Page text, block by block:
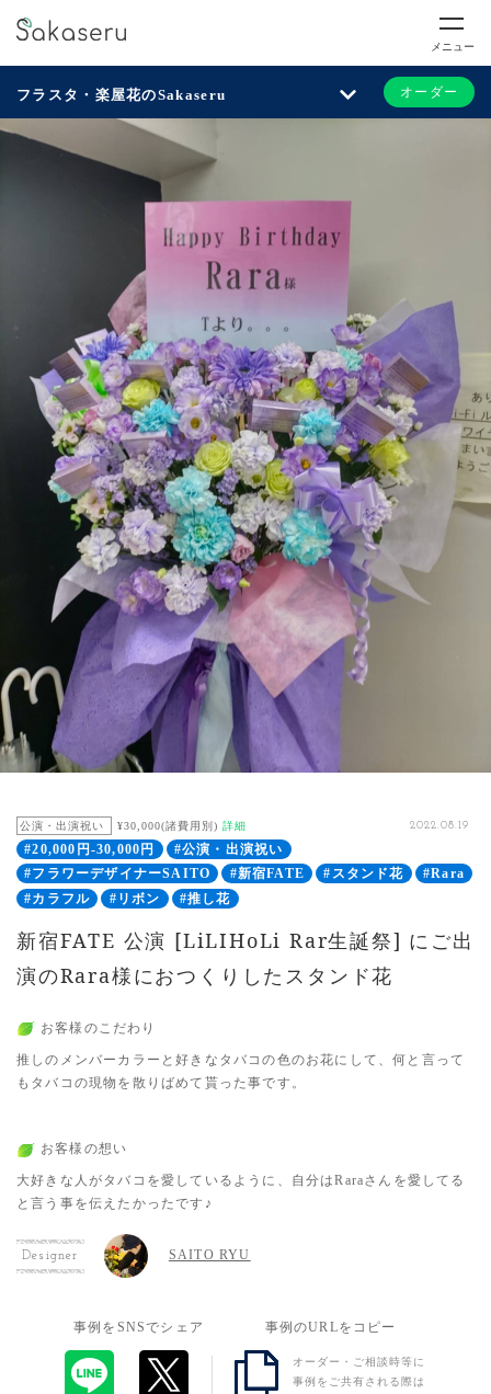
メニュー
フラスタ・楽屋花のSakaseru オーダー
公演・出演祝い ¥30,000(諸費用別) 詳細 2022.08.19
#20,000円-30,000円
#公演・出演祝い
#フラワーデザイナーSAITO
#新宿FATE #スタンド花
#Rara
#カラフル
#リボン #推し花
新宿FATE 公演 [LiLIHoLi Rar生誕祭] にご出
演のRara様におつくりしたスタンド花
お客様のこだわり
推しのメンバーカラーと好きなタバコの色のお花にして、何と言って
もタバコの現物を散りばめて貰った事です。
お客様の想い
大好きな人がタバコを愛しているように、自分はRaraさんを愛してる
と言う事を伝えたかったです♪
Designer SAITO RYU
事例をSNSでシェア 事例のURLをコピー
オーダー・ご相談時等に
事例をご共有される際は